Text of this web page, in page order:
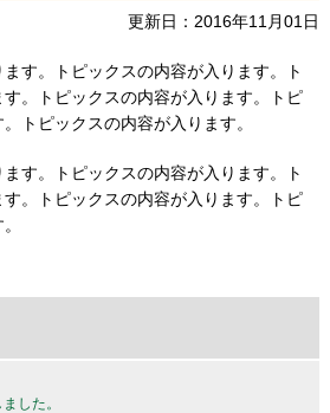
更新日：2016年11月01日
す。トピックスの内容が入ります。ト
。トピックスの内容が入ります。トピ
トピックスの内容が入ります。
す。トピックスの内容が入ります。ト
。トピックスの内容が入ります。トピ
した。